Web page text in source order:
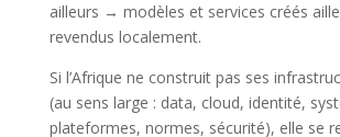
ailleurs → modèles et services créés
revendus localement.
Si l’Afrique ne construit pas ses
(au sens large : data, cloud, identité,
plateformes, normes, sécurité), elle se